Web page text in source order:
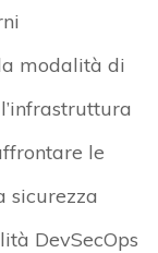
modalità di
le
sicurezza
DevSecOps